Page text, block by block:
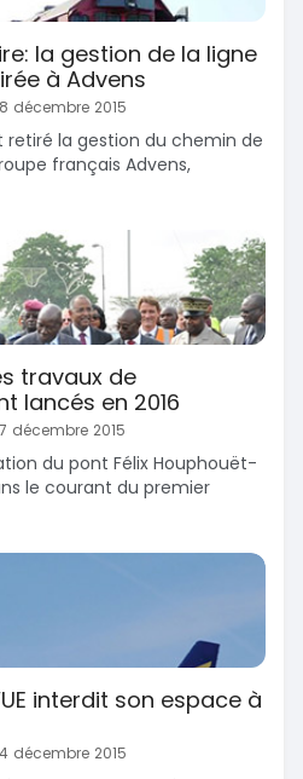
la gestion de la ligne
à Advens
décembre 2015
retiré la gestion du chemin de
français Advens,
travaux de
lancés en 2016
décembre 2015
du pont Félix Houphouët-
le courant du premier
interdit son espace à
décembre 2015